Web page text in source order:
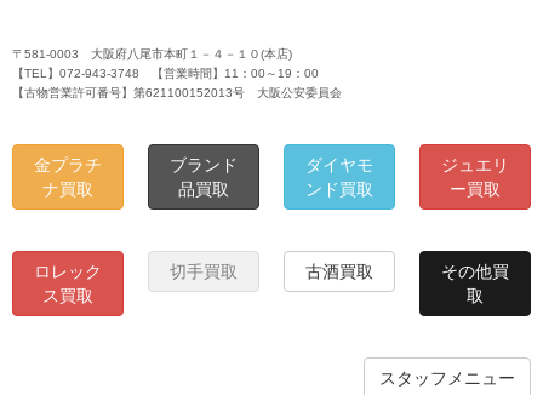
〒581-0003 大阪府八尾市本町１－４－１０(本店)
【TEL】072-943-3748 【営業時間】11：00～19：00
【古物営業許可番号】第621100152013号 大阪公安委員会
金プラチ
ナ買取
ブランド
品買取
ダイヤモ
ンド買取
ジュエリ
ー買取
ロレック
ス買取
切手買取 古酒買取
その他買
取
スタッフメニュー